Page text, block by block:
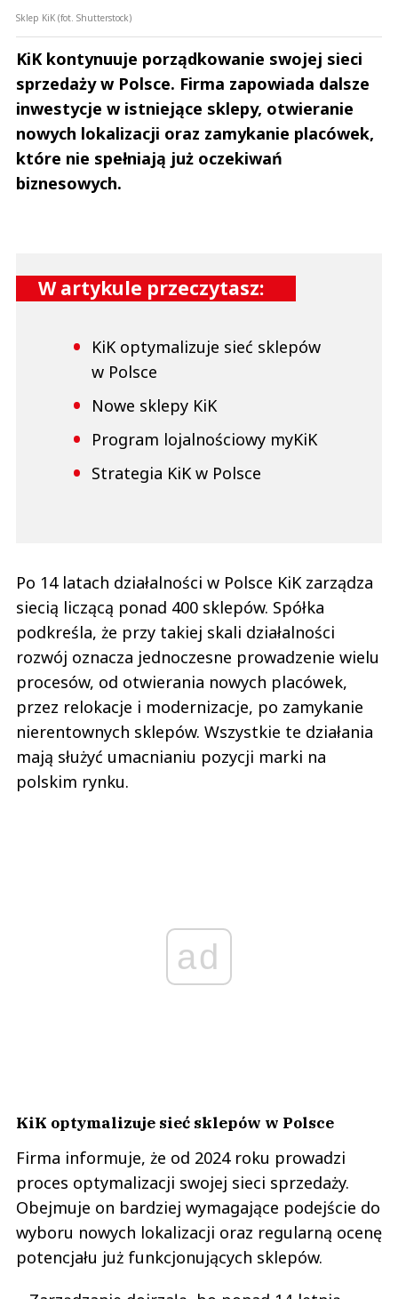
Sklep KiK (fot. Shutterstock)
KiK kontynuuje porządkowanie swojej sieci
sprzedaży w Polsce. Firma zapowiada dalsze
inwestycje w istniejące sklepy, otwieranie
nowych lokalizacji oraz zamykanie placówek,
które nie spełniają już oczekiwań
biznesowych.
W artykule przeczytasz:
KiK optymalizuje sieć sklepów
w Polsce
Nowe sklepy KiK
Program lojalnościowy myKiK
Strategia KiK w Polsce
Po 14 latach działalności w Polsce KiK zarządza
siecią liczącą ponad 400 sklepów. Spółka
podkreśla, że przy takiej skali działalności
rozwój oznacza jednoczesne prowadzenie wielu
procesów, od otwierania nowych placówek,
przez relokacje i modernizacje, po zamykanie
nierentownych sklepów. Wszystkie te działania
mają służyć umacnianiu pozycji marki na
polskim rynku.
ad
KiK optymalizuje sieć sklepów w Polsce
Firma informuje, że od 2024 roku prowadzi
proces optymalizacji swojej sieci sprzedaży.
Obejmuje on bardziej wymagające podejście do
wyboru nowych lokalizacji oraz regularną ocenę
potencjału już funkcjonujących sklepów.